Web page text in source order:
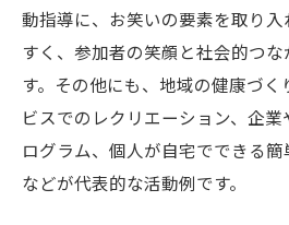
動指導に、お笑いの要素を取り
すく、参加者の笑顔と社会的つ
す。その他にも、地域の健康づ
ビスでのレクリエーション、企
ログラム、個人が自宅でできる
などが代表的な活動例です。